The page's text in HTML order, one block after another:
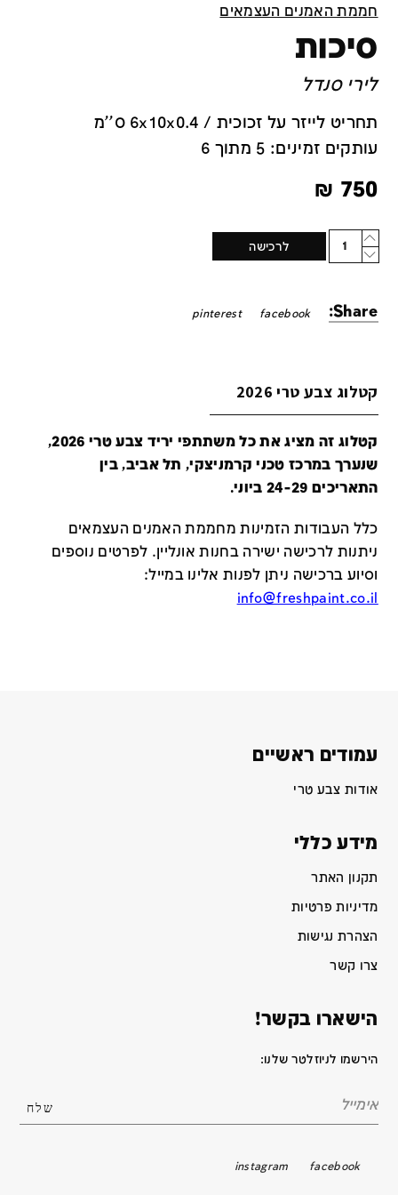
חממת האמנים העצמאים
סיכות
לירי סנדל
תחריט לייזר על זכוכית / 6x10x0.4 ס''מ
עותקים זמינים: 5 מתוך 6
750
₪
Quantity
לרכישה
Share:
facebook
pinterest
קטלוג צבע טרי 2026
קטלוג זה מציג את כל משתתפי יריד צבע טרי 2026,
שנערך במרכז טכני קרמניצקי, תל אביב, בין
התאריכים 24-29 ביוני.
כלל העבודות הזמינות מחממת האמנים העצמאים
ניתנות לרכישה ישירה בחנות אונליין. לפרטים נוספים
וסיוע ברכישה ניתן לפנות אלינו במייל:
info@freshpaint.co.il
עמודים ראשיים
אודות צבע טרי
מידע כללי
תקנון האתר
מדיניות פרטיות
הצהרת נגישות
צרו קשר
הישארו בקשר!
הירשמו לניוזלטר שלנו:
facebook
instagram